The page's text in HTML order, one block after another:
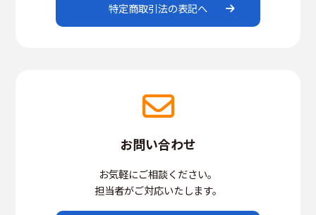
特定商取引法の表記へ
お問い合わせ
お気軽にご相談ください。
担当者がご対応いたします。